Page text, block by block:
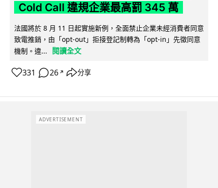
Cold Call 違規企業最高罰 345 萬
法國將於 8 月 11 日起實施新例，全面禁止企業未經消費者同意
致電推銷，由「opt-out」拒接登記制轉為「opt-in」先徵同意
機制。違...
閱讀全文
331 26 ↗ 分享
ADVERTISEMENT